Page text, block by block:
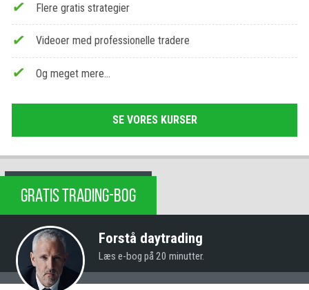
Flere gratis strategier
Videoer med professionelle tradere
Og meget mere…
SE VORES KURSER
GRATIS TRADING-BOG
Forstå daytrading
Læs e-bog på 20 minutter.